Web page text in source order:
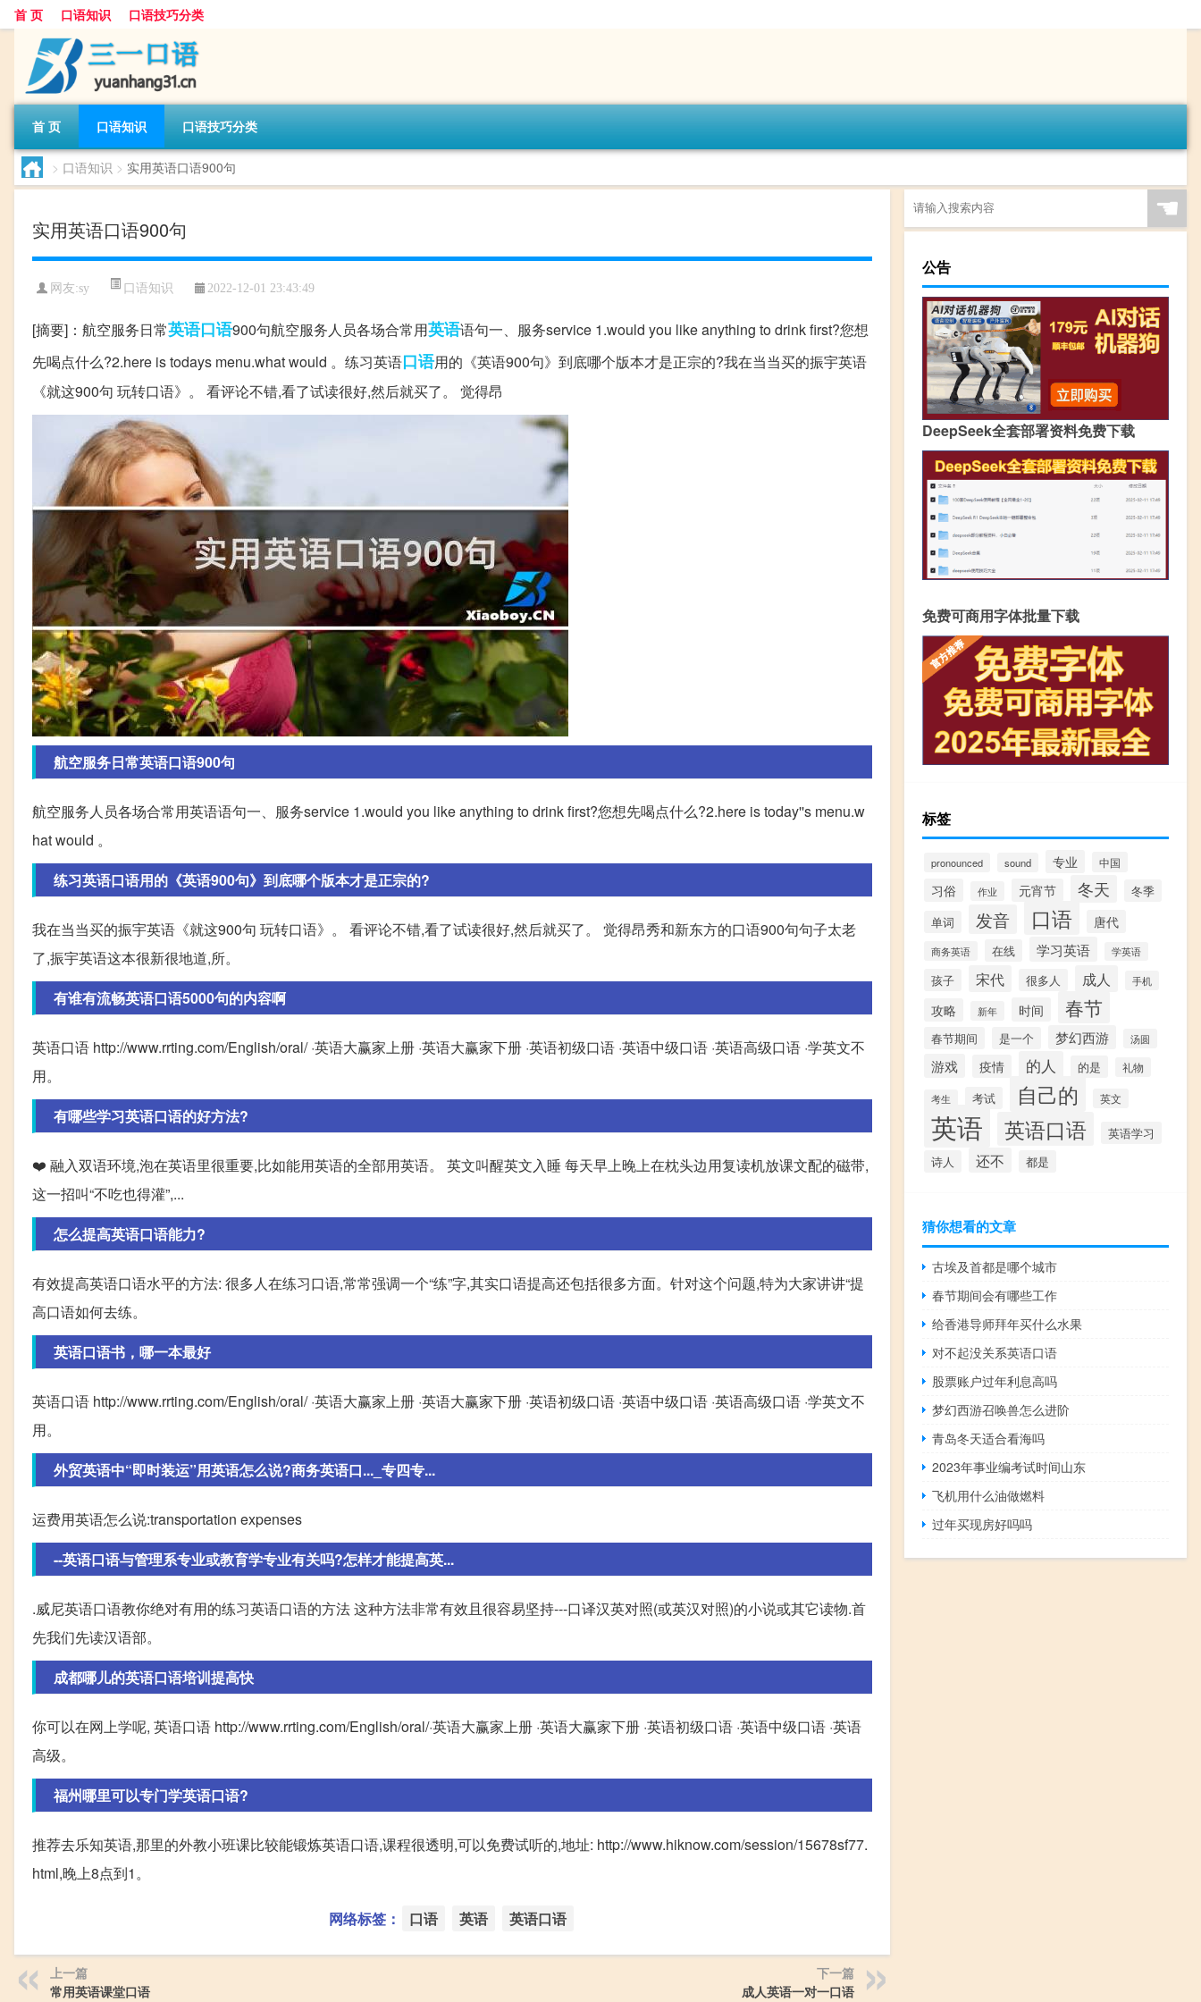
首 页 口语知识 口语技巧分类
首 页 口语知识 口语技巧分类
> 口语知识 > 实用英语口语900句
实用英语口语900句
网友:sy 口语知识 2022-12-01 23:43:49
[摘要]：航空服务日常英语口语900句航空服务人员各场合常用英语语句一、服务service 1.would you like anything to drink first?您想
先喝点什么?2.here is todays menu.what would 。练习英语口语用的《英语900句》到底哪个版本才是正宗的?我在当当买的振宇英语
《就这900句 玩转口语》。 看评论不错,看了试读很好,然后就买了。 觉得昂
航空服务日常英语口语900句
航空服务人员各场合常用英语语句一、服务service 1.would you like anything to drink first?您想先喝点什么?2.here is today''s menu.w
hat would 。
练习英语口语用的《英语900句》到底哪个版本才是正宗的?
我在当当买的振宇英语《就这900句 玩转口语》。 看评论不错,看了试读很好,然后就买了。 觉得昂秀和新东方的口语900句句子太老
了,振宇英语这本很新很地道,所。
有谁有流畅英语口语5000句的内容啊
英语口语 http://www.rrting.com/English/oral/ ·英语大赢家上册 ·英语大赢家下册 ·英语初级口语 ·英语中级口语 ·英语高级口语 ·学英文不
用。
有哪些学习英语口语的好方法?
❤️ 融入双语环境,泡在英语里很重要,比如能用英语的全部用英语。 英文叫醒英文入睡 每天早上晚上在枕头边用复读机放课文配的磁带,
这一招叫“不吃也得灌”,...
怎么提高英语口语能力?
有效提高英语口语水平的方法: 很多人在练习口语,常常强调一个“练”字,其实口语提高还包括很多方面。针对这个问题,特为大家讲讲“提
高口语如何去练。
英语口语书，哪一本最好
英语口语 http://www.rrting.com/English/oral/ ·英语大赢家上册 ·英语大赢家下册 ·英语初级口语 ·英语中级口语 ·英语高级口语 ·学英文不
用。
外贸英语中“即时装运”用英语怎么说?商务英语口..._专四专...
运费用英语怎么说:transportation expenses
--英语口语与管理系专业或教育学专业有关吗?怎样才能提高英...
.威尼英语口语教你绝对有用的练习英语口语的方法 这种方法非常有效且很容易坚持---口译汉英对照(或英汉对照)的小说或其它读物.首
先我们先读汉语部。
成都哪儿的英语口语培训提高快
你可以在网上学呢, 英语口语 http://www.rrting.com/English/oral/·英语大赢家上册 ·英语大赢家下册 ·英语初级口语 ·英语中级口语 ·英语
高级。
福州哪里可以专门学英语口语?
推荐去乐知英语,那里的外教小班课比较能锻炼英语口语,课程很透明,可以免费试听的,地址: http://www.hiknow.com/session/15678sf77.
html,晚上8点到1。
网络标签： 口语 英语 英语口语
上一篇
常用英语课堂口语
下一篇
成人英语一对一口语
☚
公告
DeepSeek全套部署资料免费下载
免费可商用字体批量下载
标签
pronounced sound 专业 中国
习俗 作业 元宵节 冬天
冬季
单词
发音 口语 唐代
商务英语 在线 学习英语 学英语
孩子 宋代 很多人 成人 手机
攻略 新年 时间 春节
春节期间 是一个 梦幻西游 汤圆
游戏 疫情 的人 的是 礼物
考生 考试 自己的 英文
英语 英语口语
英语学习
诗人
还不 都是
猜你想看的文章
古埃及首都是哪个城市
春节期间会有哪些工作
给香港导师拜年买什么水果
对不起没关系英语口语
股票账户过年利息高吗
梦幻西游召唤兽怎么进阶
青岛冬天适合看海吗
2023年事业编考试时间山东
飞机用什么油做燃料
过年买现房好吗吗